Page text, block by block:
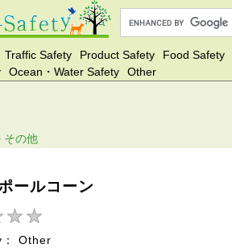
Traffic Safety Product Safety Food Safety
Ocean・Water Safety Other
その他
ールコーン
Other